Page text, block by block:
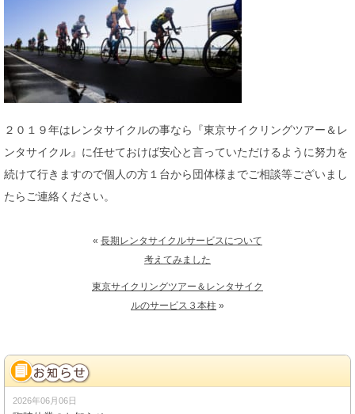
２０１９年はレンタサイクルの事なら『東京サイクリングツアー＆レ
ンタサイクル』に任せておけば安心と言っていただけるように努力を
続けて行きますので個人の方１台から団体様までご相談等ございまし
たらご連絡ください。
« 長期レンタサイクルサービスについて
考えてみました
東京サイクリングツアー＆レンタサイク
ルのサービス３本柱 »
2026年06月06日